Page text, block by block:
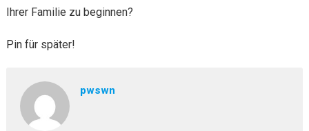
Ihrer Familie zu beginnen?
Pin für später!
pwswn